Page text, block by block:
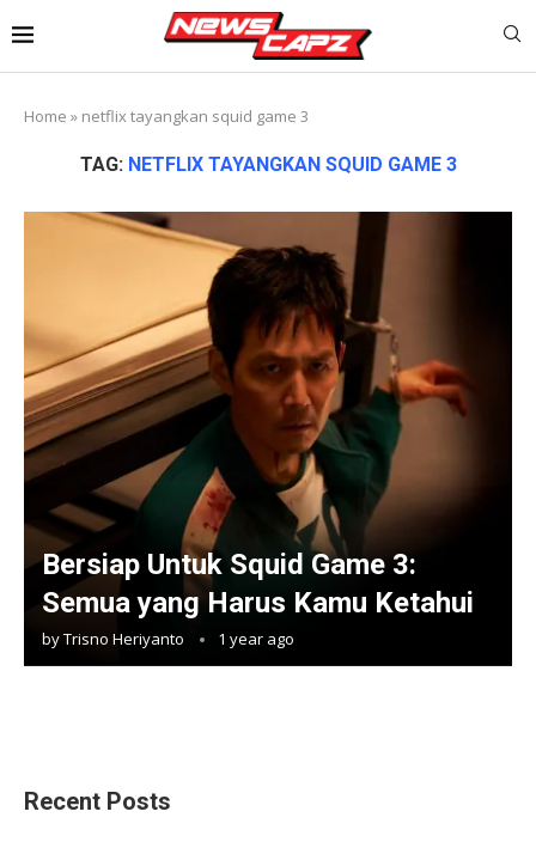
Home » netflix tayangkan squid game 3
TAG: NETFLIX TAYANGKAN SQUID GAME 3
Bersiap Untuk Squid Game 3:
Semua yang Harus Kamu Ketahui
byTrisno Heriyanto 1 year ago
Recent Posts